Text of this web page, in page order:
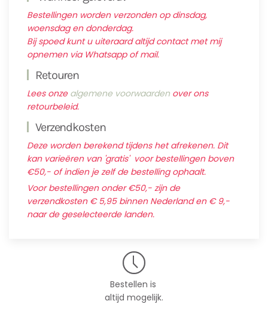
Bestellingen worden verzonden op dinsdag,
woensdag en donderdag.
Bij spoed kunt u uiteraard altijd contact met mij
opnemen via Whatsapp of mail.
Retouren
Lees onze algemene voorwaarden over ons
retourbeleid.
Verzendkosten
Deze worden berekend tijdens het afrekenen. Dit
kan varieëren van 'gratis' voor bestellingen boven
€50,- of indien je zelf de bestelling ophaalt.
Voor bestellingen onder €50,- zijn de
verzendkosten € 5,95 binnen Nederland en € 9,-
naar de geselecteerde landen.
Bestellen is
altijd mogelijk.